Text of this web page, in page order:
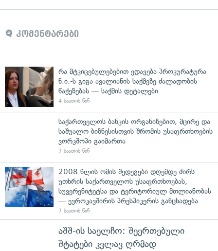
კომენტარები
რა მტკიცებულებებით ედავება პროკურატურა
ნ.ი.-ს გიგა ავალიანის საქმეზე ძალადობის
წაქეზებას — საქმის დეტალები
4 საათის წინ
საქართველოს ბანკის ორგანიზებით, მცირე და
საშუალო ბიზნესისთვის შრომის უსაფრთხოების
ვორკშოპი გაიმართა
7 საათის წინ
2008 წლის ომის შედეგები დღემდე ძირს
უთხრის საქართველოს უსაფრთხოებას,
სუვერენიტეტსა და ტერიტორიულ მთლიანობას
— ევროკავშირის პრესპიკერის განცხადება
7 საათის წინ
აშშ-ის საელჩო: შეერთებული
შტატები კვლავ ღრმად